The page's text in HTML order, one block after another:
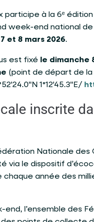
participe à la 6ᵉ
week-end national
7 et 8 mars 2026.
est fixé le dimanche
(point de départ de
1°12'45.3"E/
inscrite
Nationale des
via le dispositif
chaque année des
end, l’ensemble des